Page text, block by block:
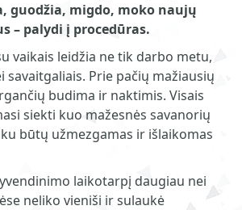
guodžia, migdo, moko naujų
– palydi į procedūras.
vaikais leidžia ne tik darbo metu,
savaitgaliais. Prie pačių mažiausių
budima ir naktimis. Visais
siekti kuo mažesnės savanorių
būtų užmezgamas ir išlaikomas
laikotarpį daugiau nei
neliko vieniši ir sulaukė